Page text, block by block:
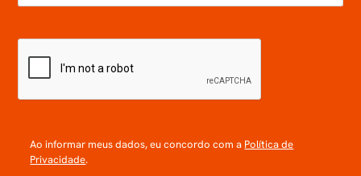
Ao informar meus dados, eu concordo com a Política de
Privacidade.